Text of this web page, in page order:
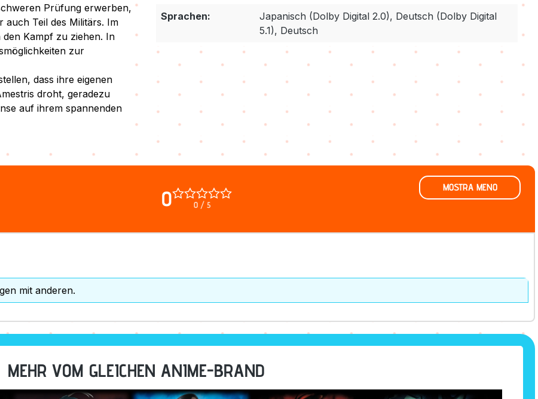
Prüfung erwerben,
auch Teil des Militärs. Im
Kampf zu ziehen. In
zur
dass ihre eigenen
droht, geradezu
auf ihrem spannenden
Sprachen:
Japanisch (Dolby Digital 2.0), Deutsch (Dolby Digital
5.1), Deutsch
0 0 / 5
MOSTRA MENO
mit anderen.
MEHR VOM GLEICHEN ANIME-BRAND